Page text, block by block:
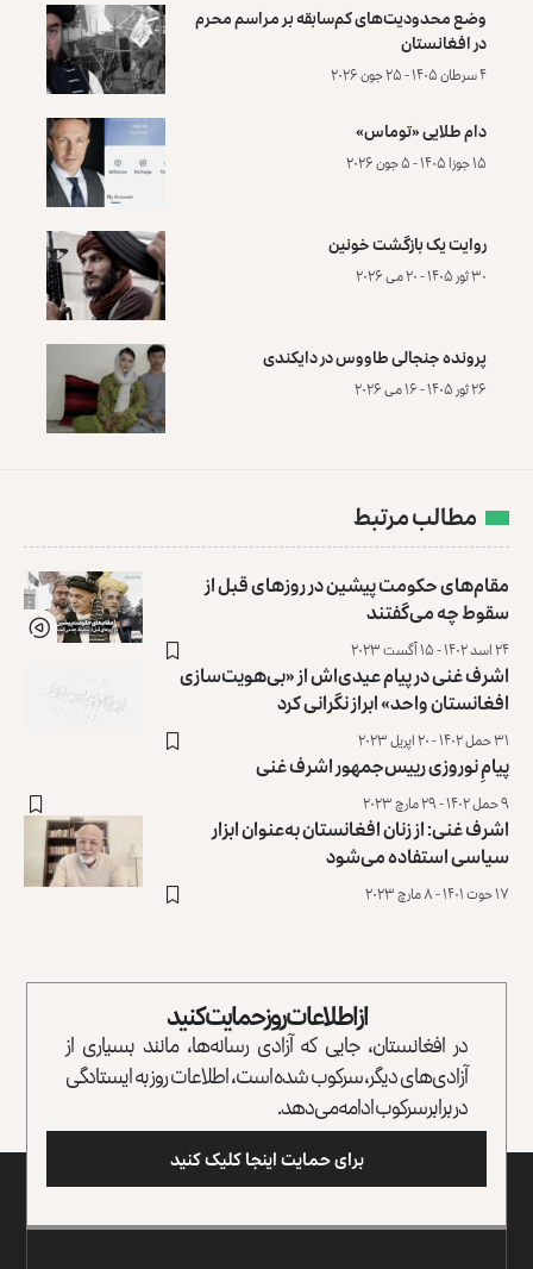
وضع محدودیت‌های کم‌سابقه بر مراسم محرم
در افغانستان
۴ سرطان ۱۴۰۵ - ۲۵ جون ۲۰۲۶
دام طلایی «توماس»
۱۵ جوزا ۱۴۰۵ - ۵ جون ۲۰۲۶
روایت یک بازگشت خونین
۳۰ ثور ۱۴۰۵ - ۲۰ می ۲۰۲۶
پرونده‌ جنجالی طاووس در دایکندی
۲۶ ثور ۱۴۰۵ - ۱۶ می ۲۰۲۶
مطالب مرتبط
مقام‌های حکومت پیشین در روزهای قبل از
سقوط چه می‌گفتند
۲۴ اسد ۱۴۰۲ - ۱۵ آگست ۲۰۲۳
اشرف غنی در پیام عیدی‌اش از «بی‌هویت‌سازی
افغانستان واحد» ابراز نگرانی کرد
۳۱ حمل ۱۴۰۲ - ۲۰ اپریل ۲۰۲۳
پیامِ نوروزی رییس‌جمهور اشرف غنی
۹ حمل ۱۴۰۲ - ۲۹ مارچ ۲۰۲۳
اشرف غنی: از زنان افغانستان به‌عنوان ابزار
سیاسی استفاده می‌شود
۱۷ حوت ۱۴۰۱ - ۸ مارچ ۲۰۲۳
از اطلاعات روز حمایت کنید
در افغانستان، جایی که آزادی رسانه‌ها، مانند بسیاری از
آزادی‌های دیگر، سرکوب شده است، اطلاعات روز به ایستادگی
در برابر سرکوب ادامه می‌دهد.
برای حمایت اینجا کلیک کنید